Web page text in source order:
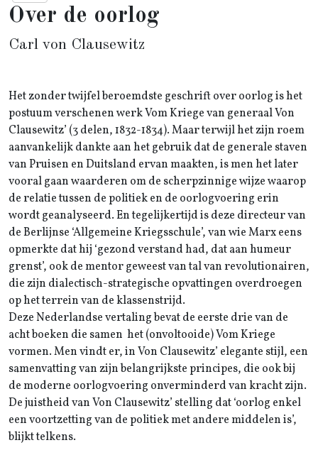
Over de oorlog
Carl von Clausewitz
Het zonder twijfel beroemdste geschrift over oorlog is het
postuum verschenen werk Vom Kriege van generaal Von
Clausewitz’ (3 delen, 1832-1834). Maar terwijl het zijn roem
aanvankelijk dankte aan het gebruik dat de generale staven
van Pruisen en Duitsland ervan maakten, is men het later
vooral gaan waarderen om de scherpzinnige wijze waarop
de relatie tussen de politiek en de oorlogvoering erin
wordt geanalyseerd. En tegelijkertijd is deze directeur van
de Berlijnse ‘Allgemeine Kriegsschule’, van wie Marx eens
opmerkte dat hij ‘gezond verstand had, dat aan humeur
grenst’, ook de mentor geweest van tal van revolutionairen,
die zijn dialectisch-strategische opvattingen overdroegen
op het terrein van de klassenstrijd.
Deze Nederlandse vertaling bevat de eerste drie van de
acht boeken die samen het (onvoltooide) Vom Kriege
vormen. Men vindt er, in Von Clausewitz’ elegante stijl, een
samenvatting van zijn belangrijkste principes, die ook bij
de moderne oorlogvoering onverminderd van kracht zijn.
De juistheid van Von Clausewitz’ stelling dat ‘oorlog enkel
een voortzetting van de politiek met andere middelen is’,
blijkt telkens.